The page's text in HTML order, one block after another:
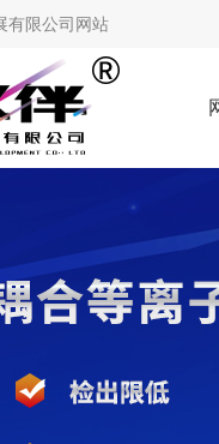
有限公司网站